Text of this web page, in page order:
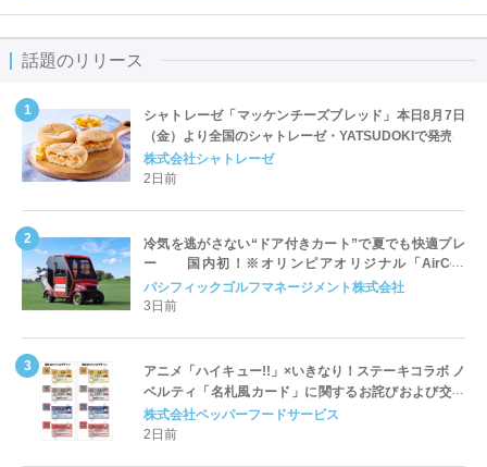
話題のリリース
シャトレーゼ「マッケンチーズブレッド」本日8月7日
（金）より全国のシャトレーゼ・YATSUDOKIで発売
株式会社シャトレーゼ
2日前
冷気を逃がさない“ドア付きカート”で夏でも快適プレ
ー 国内初！※オリンピアオリジナル「AirCon
Cart（エアコンカート）」導入 | ＰＧＭ
パシフィックゴルフマネージメント株式会社
3日前
アニメ「ハイキュー!!」×いきなり！ステーキコラボ ノ
ベルティ「名札風カード」に関するお詫びおよび交換
対応についてのご案内
株式会社ペッパーフードサービス
2日前